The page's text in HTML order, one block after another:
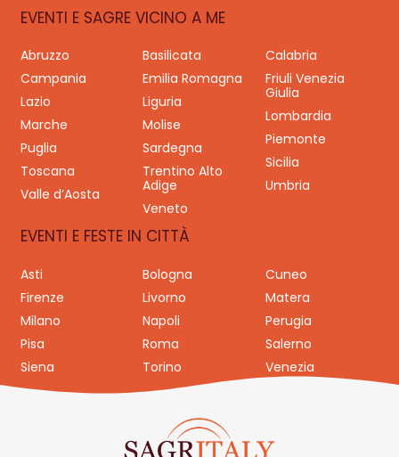
EVENTI E SAGRE VICINO A ME
Abruzzo Basilicata
Calabria
Campania
Emilia Romagna
Friuli Venezia
Giulia
Lazio
Liguria
Lombardia
Marche
Molise
Piemonte
Puglia
Sardegna
Sicilia
Toscana
Trentino Alto
Adige
Umbria
Valle d’Aosta
Veneto
EVENTI E FESTE IN CITTÀ
Asti Bologna
Cuneo
Firenze
Livorno
Matera
Milano
Napoli
Perugia
Pisa
Roma
Salerno
Siena
Torino Venezia